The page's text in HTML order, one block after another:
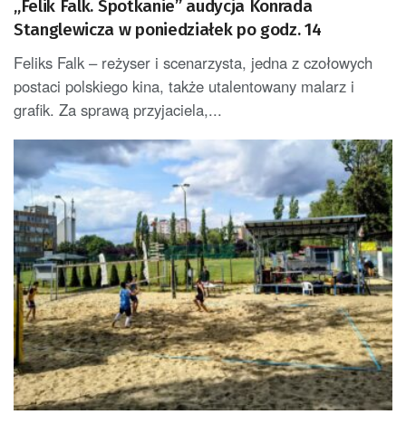
„Felik Falk. Spotkanie” audycja Konrada
Stanglewicza w poniedziałek po godz. 14
Feliks Falk – reżyser i scenarzysta, jedna z czołowych
postaci polskiego kina, także utalentowany malarz i
grafik. Za sprawą przyjaciela,...